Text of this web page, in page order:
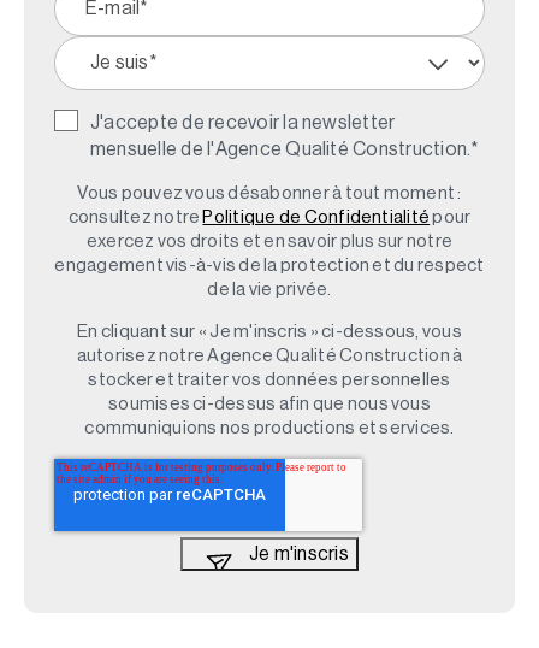
J'accepte de recevoir la newsletter
mensuelle de l'Agence Qualité Construction. *
Vous pouvez vous désabonner à tout moment :
consultez notre Politique de Confidentialité pour
exercez vos droits et en savoir plus sur notre
engagement vis-à-vis de la protection et du respect
de la vie privée.
En cliquant sur « Je m'inscris » ci-dessous, vous
autorisez notre Agence Qualité Construction à
stocker et traiter vos données personnelles
soumises ci-dessus afin que nous vous
communiquions nos productions et services.